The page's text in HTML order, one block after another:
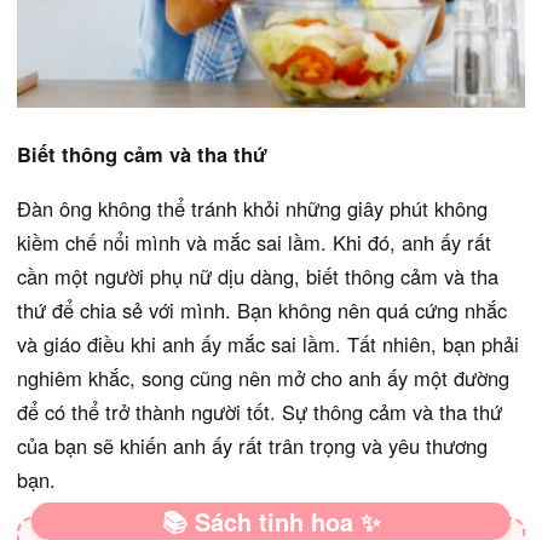
Biết thông cảm và tha thứ
Đàn ông không thể tránh khỏi những giây phút không
kiềm chế nổi mình và mắc sai lầm. Khi đó, anh ấy rất
cần một người phụ nữ dịu dàng, biết thông cảm và tha
thứ để chia sẻ với mình. Bạn không nên quá cứng nhắc
và giáo điều khi anh ấy mắc sai lầm. Tất nhiên, bạn phải
nghiêm khắc, song cũng nên mở cho anh ấy một đường
để có thể trở thành người tốt. Sự thông cảm và tha thứ
của bạn sẽ khiến anh ấy rất trân trọng và yêu thương
bạn.
📚 Sách tinh hoa ✨